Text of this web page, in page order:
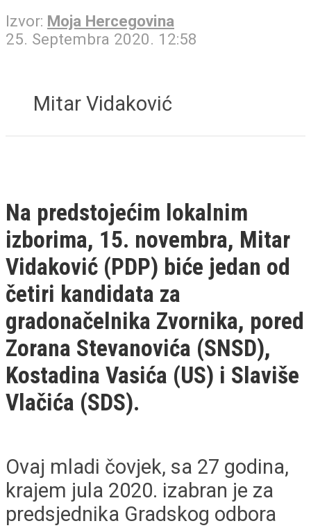
Izvor: Moja Hercegovina
25. Septembra 2020. 12:58
Mitar Vidaković
Na predstojećim lokalnim
izborima, 15. novembra, Mitar
Vidaković (PDP) biće jedan od
četiri kandidata za
gradonačelnika Zvornika, pored
Zorana Stevanovića (SNSD),
Kostadina Vasića (US) i Slaviše
Vlačića (SDS).
Ovaj mladi čovjek, sa 27 godina,
krajem jula 2020. izabran je za
predsjednika Gradskog odbora